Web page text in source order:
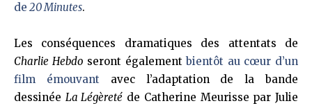
de 20 Minutes.
Les conséquences dramatiques des attentats de
Charlie Hebdo seront égalementbientôt au cœur d’un
film émouvant avec l’adaptation de la bande
dessinée La Légèreté de Catherine Meurisse par Julie